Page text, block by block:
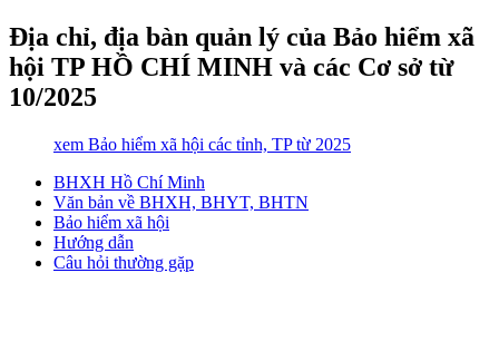
Địa chỉ, địa bàn quản lý của Bảo hiểm xã
hội TP HỒ CHÍ MINH và các Cơ sở từ
10/2025
xem Bảo hiểm xã hội các tỉnh, TP từ 2025
BHXH Hồ Chí Minh
Văn bản về BHXH, BHYT, BHTN
Bảo hiểm xã hội
Hướng dẫn
Câu hỏi thường gặp